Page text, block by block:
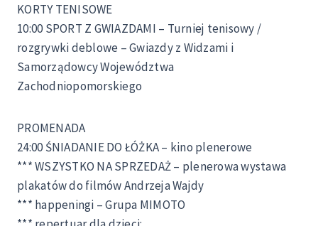
KORTY TENISOWE
10:00 SPORT Z GWIAZDAMI – Turniej tenisowy /
rozgrywki deblowe – Gwiazdy z Widzami i
Samorządowcy Województwa
Zachodniopomorskiego
PROMENADA
24:00 ŚNIADANIE DO ŁÓŻKA – kino plenerowe
*** WSZYSTKO NA SPRZEDAŻ – plenerowa wystawa
plakatów do filmów Andrzeja Wajdy
*** happeningi – Grupa MIMOTO